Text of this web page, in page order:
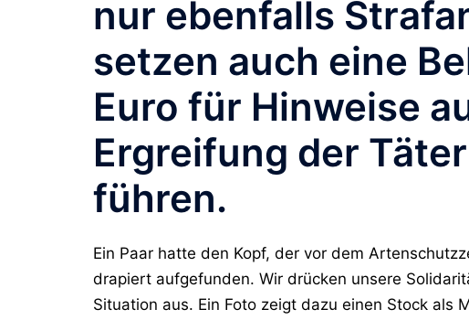
nur ebenfalls
setzen auch eine
Euro für Hinweise
Ergreifung der
führen.
Ein Paar hatte den Kopf, der vor dem
drapiert aufgefunden. Wir drücken unsere
Situation aus. Ein Foto zeigt dazu einen Stock als